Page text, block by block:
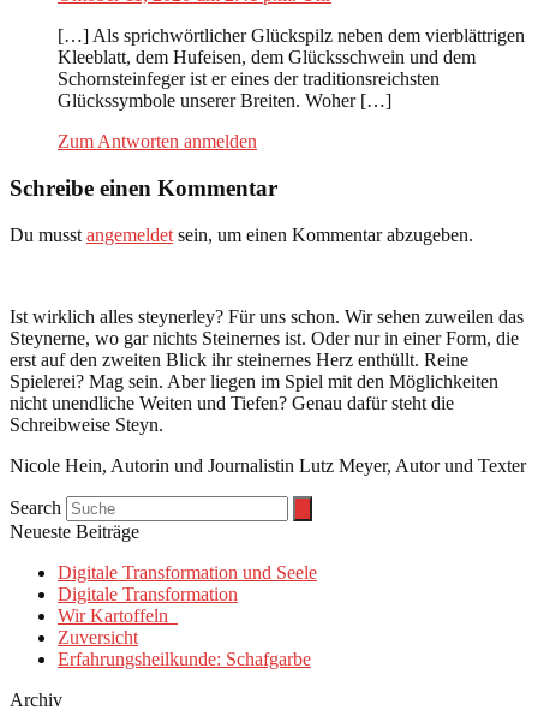
[…] Als sprichwörtlicher Glückspilz neben dem vierblättrigen
Kleeblatt, dem Hufeisen, dem Glücksschwein und dem
Schornsteinfeger ist er eines der traditionsreichsten
Glückssymbole unserer Breiten. Woher […]
Zum Antworten anmelden
Schreibe einen Kommentar
Du musst angemeldet sein, um einen Kommentar abzugeben.
Ist wirklich alles steynerley? Für uns schon. Wir sehen zuweilen das
Steynerne, wo gar nichts Steinernes ist. Oder nur in einer Form, die
erst auf den zweiten Blick ihr steinernes Herz enthüllt. Reine
Spielerei? Mag sein. Aber liegen im Spiel mit den Möglichkeiten
nicht unendliche Weiten und Tiefen? Genau dafür steht die
Schreibweise Steyn.
Nicole Hein, Autorin und Journalistin Lutz Meyer, Autor und Texter
Search
Neueste Beiträge
Digitale Transformation und Seele
Digitale Transformation
Wir Kartoffeln
Zuversicht
Erfahrungsheilkunde: Schafgarbe
Archiv